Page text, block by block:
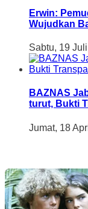
Erwin:
Wujudkan
Sabtu, 19
BAZNAS
turut, Bukti
Jumat, 18